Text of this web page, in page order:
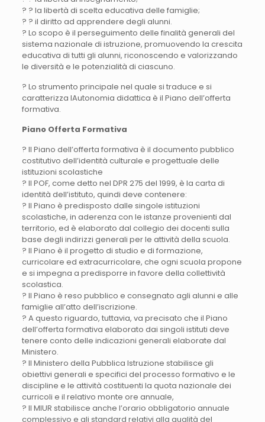
? ? la libertà di scelta educativa delle famiglie;
? ? il diritto ad apprendere degli alunni.
? Lo scopo è il perseguimento delle finalità generali del
sistema nazionale di istruzione, promuovendo la crescita
educativa di tutti gli alunni, riconoscendo e valorizzando
le diversità e le potenzialità di ciascuno.
? Lo strumento principale nel quale si traduce e si
caratterizza lAutonomia didattica è il Piano dell’offerta
formativa.
Piano Offerta Formativa
? Il Piano dell’offerta formativa è il documento pubblico
costitutivo dell’identità culturale e progettuale delle
istituzioni scolastiche
? Il POF, come detto nel DPR 275 del 1999, è la carta di
identità dell’istituto, quindi deve contenere:
? Il Piano è predisposto dalle singole istituzioni
scolastiche, in aderenza con le istanze provenienti dal
territorio, ed è elaborato dal collegio dei docenti sulla
base degli indirizzi generali per le attività della scuola.
? Il Piano è il progetto di studio e di formazione,
curricolare ed extracurricolare, che ogni scuola propone
e si impegna a predisporre in favore della collettività
scolastica.
? Il Piano è reso pubblico e consegnato agli alunni e alle
famiglie all’atto dell’iscrizione.
? A questo riguardo, tuttavia, va precisato che il Piano
dell’offerta formativa elaborato dai singoli istituti deve
tenere conto delle indicazioni generali elaborate dal
Ministero.
? Il Ministero della Pubblica Istruzione stabilisce gli
obiettivi generali e specifici del processo formativo e le
discipline e le attività costituenti la quota nazionale dei
curricoli e il relativo monte ore annuale,
? Il MIUR stabilisce anche l’orario obbligatorio annuale
complessivo e gli standard relativi alla qualità del